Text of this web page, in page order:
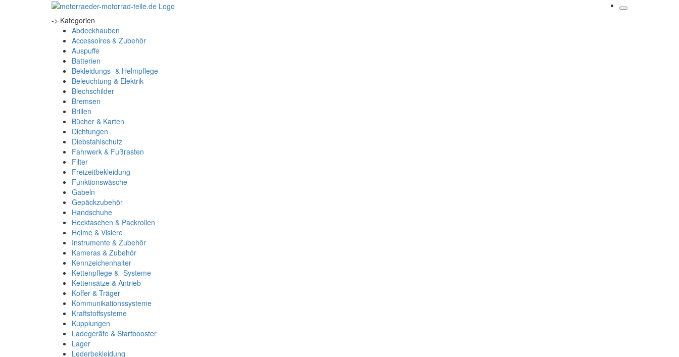
-> Kategorien
Abdeckhauben
Accessoires & Zubehör
Auspuffe
Batterien
Bekleidungs- & Helmpflege
Beleuchtung & Elektrik
Blechschilder
Bremsen
Brillen
Bücher & Karten
Dichtungen
Diebstahlschutz
Fahrwerk & Fußrasten
Filter
Freizeitbekleidung
Funktionswäsche
Gabeln
Gepäckzubehör
Handschuhe
Hecktaschen & Packrollen
Helme & Visiere
Instrumente & Zubehör
Kameras & Zubehör
Kennzeichenhalter
Kettenpflege & -Systeme
Kettensätze & Antrieb
Koffer & Träger
Kommunikationssysteme
Kraftstoffsysteme
Kupplungen
Ladegeräte & Startbooster
Lager
Lederbekleidung